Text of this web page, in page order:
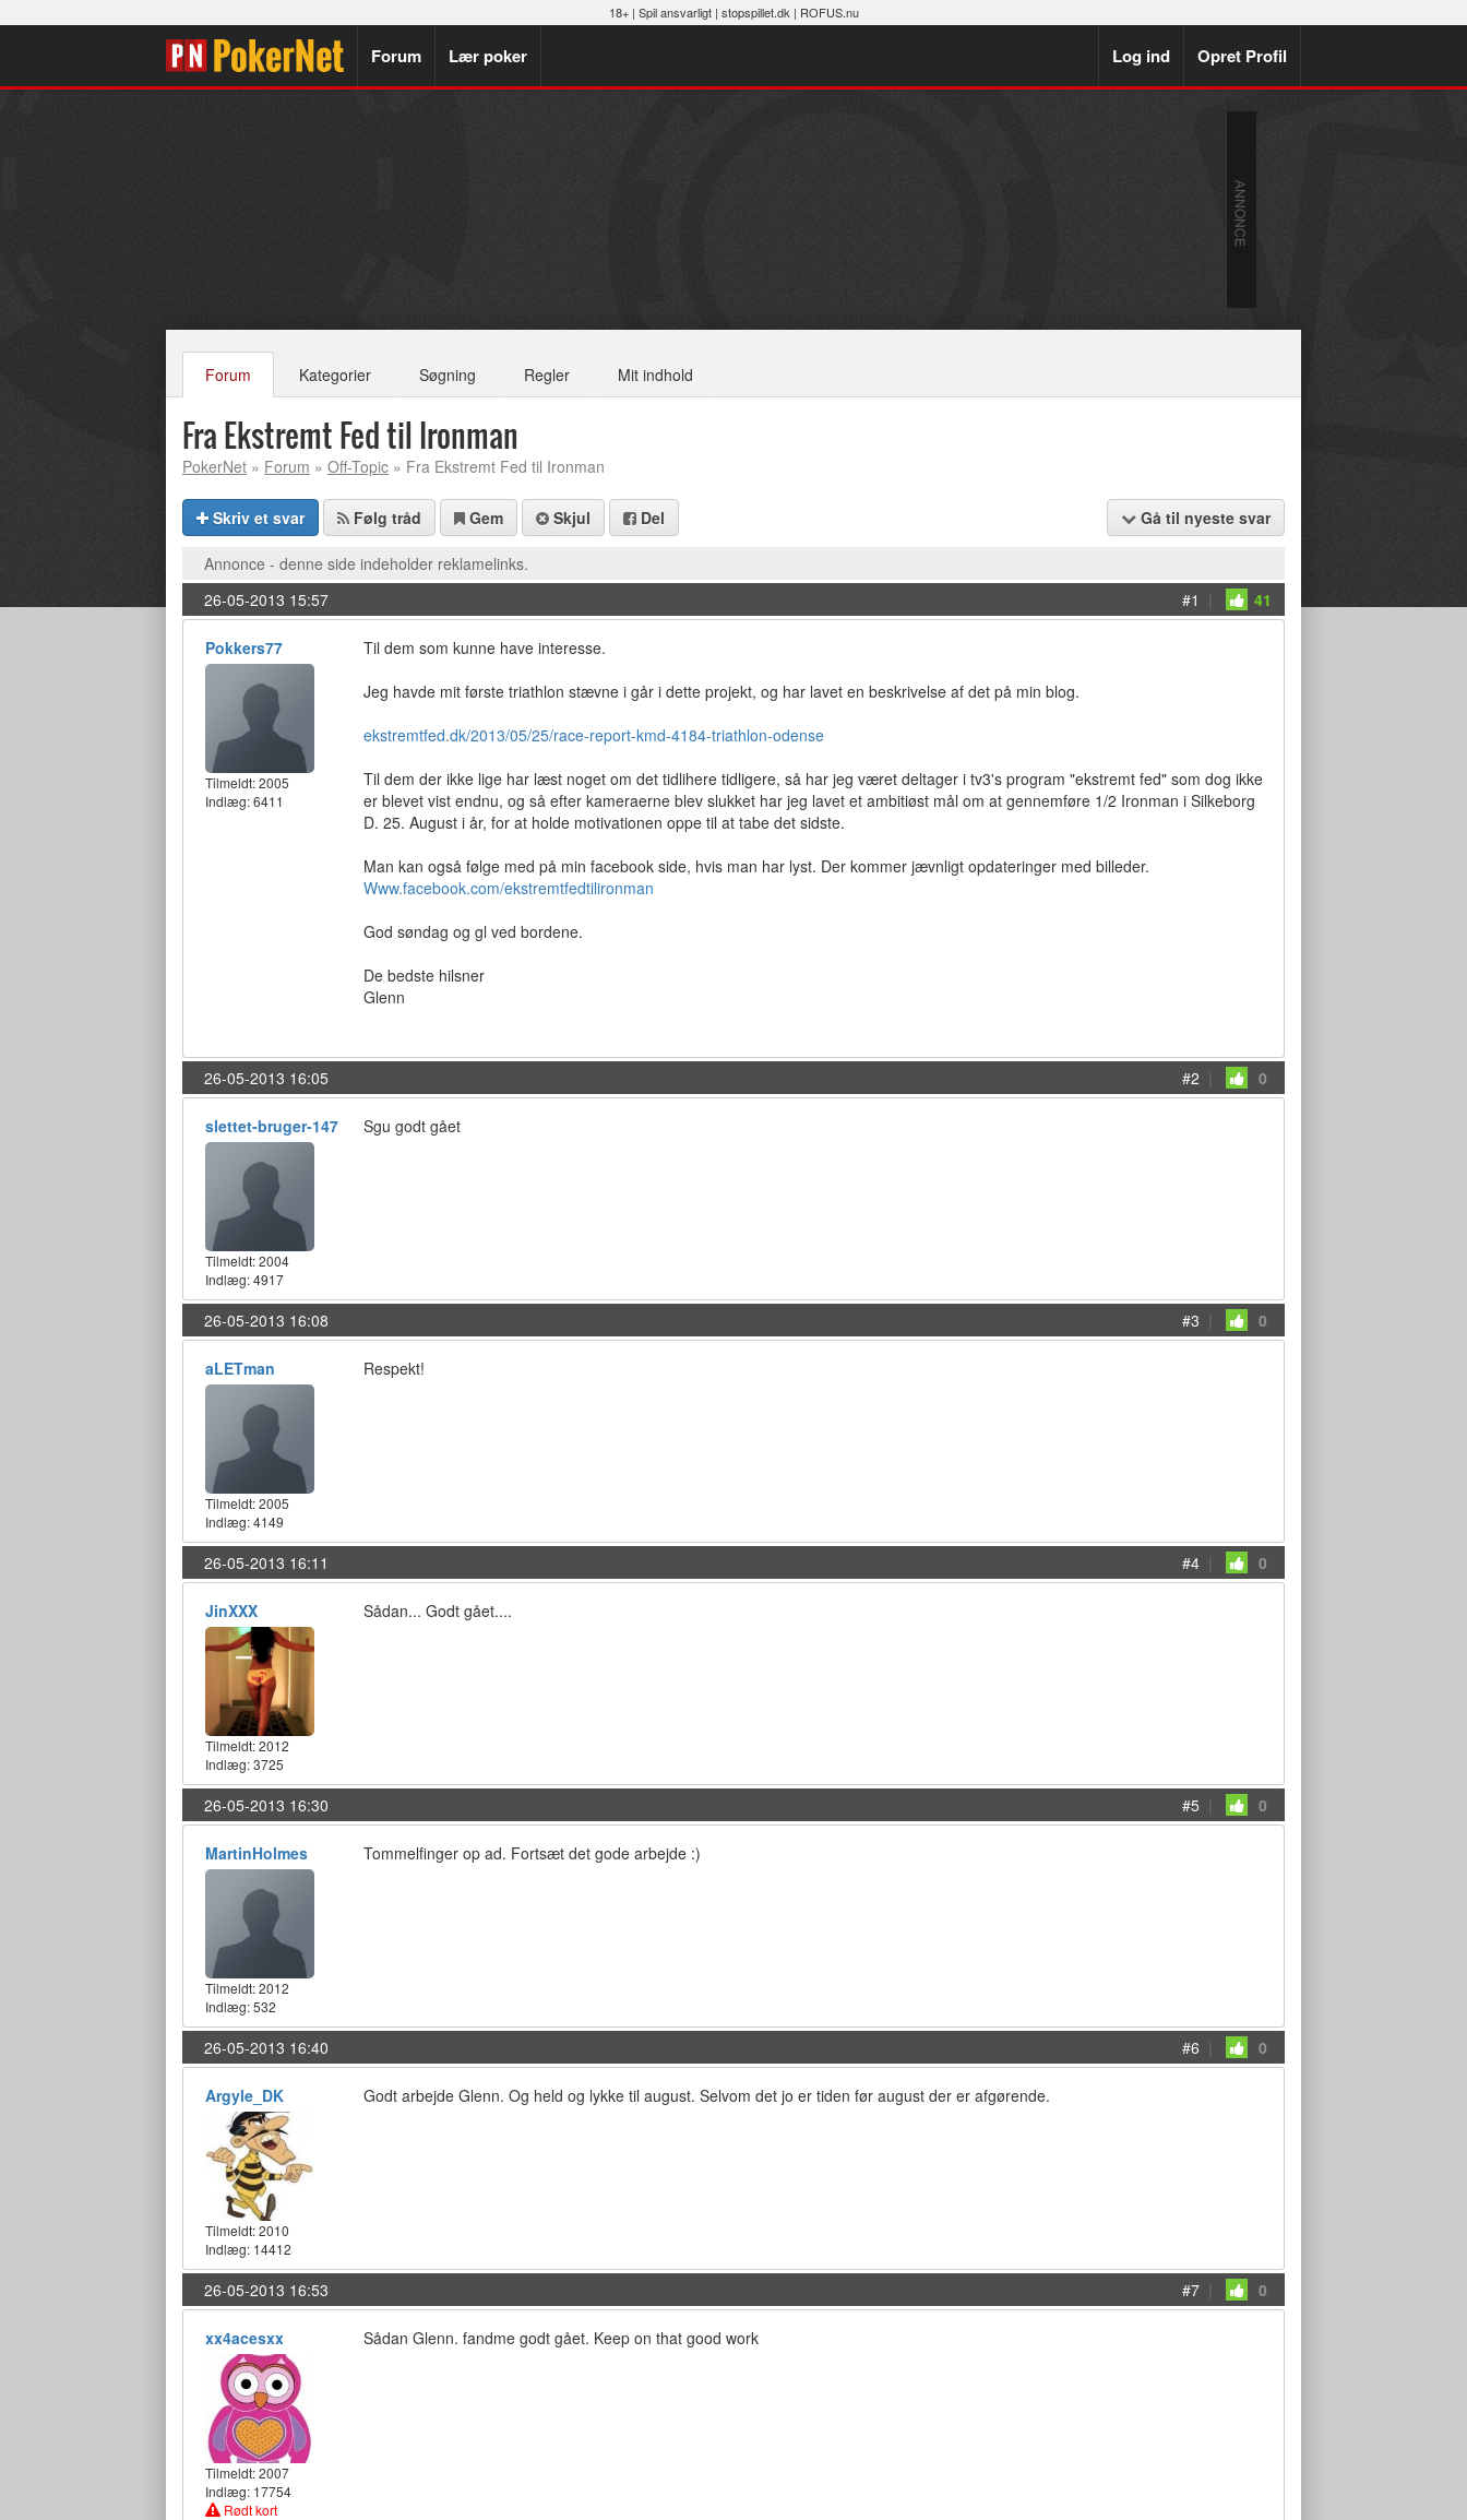
18+ | Spil ansvarligt| stopspillet.dk | ROFUS.nu
Forum Lær poker Log ind Opret Profil
Forum Kategorier Søgning Regler Mit indhold
Fra Ekstremt Fed til Ironman
PokerNet » Forum » Off-Topic » Fra Ekstremt Fed til Ironman
Skriv et svar Følg tråd Gem Skjul Del Gå til nyeste svar
Annonce - denne side indeholder reklamelinks.
26-05-2013 15:57
#1 | 41
Pokkers77
Tilmeldt:2005
Indlæg: 6411
Til dem som kunne have interesse.
Jeg havde mit første triathlon stævne i går i dette projekt, og har lavet en beskrivelse af det på min blog.
ekstremtfed.dk/2013/05/25/race-report-kmd-4184-triathlon-odense
Til dem der ikke lige har læst noget om det tidlihere tidligere, så har jeg været deltager i tv3's program "ekstremt fed" som dog ikke
er blevet vist endnu, og så efter kameraerne blev slukket har jeg lavet et ambitiøst mål om at gennemføre 1/2 Ironman i Silkeborg
D. 25. August i år, for at holde motivationen oppe til at tabe det sidste.
Man kan også følge med på min facebook side, hvis man har lyst. Der kommer jævnligt opdateringer med billeder.
Www.facebook.com/ekstremtfedtilironman
God søndag og gl ved bordene.
De bedste hilsner
Glenn
26-05-2013 16:05 #2 | 0
slettet-bruger-147
Tilmeldt:2004
Indlæg: 4917
Sgu godt gået
26-05-2013 16:08 #3 | 0
aLETman
Tilmeldt:2005
Indlæg: 4149
Respekt!
26-05-2013 16:11 #4 | 0
JinXXX
Tilmeldt:2012
Indlæg: 3725
Sådan... Godt gået....
26-05-2013 16:30 #5 | 0
MartinHolmes
Tilmeldt:2012
Indlæg: 532
Tommelfinger op ad. Fortsæt det gode arbejde :)
26-05-2013 16:40 #6 | 0
Argyle_DK
Tilmeldt:2010
Indlæg: 14412
Godt arbejde Glenn. Og held og lykke til august. Selvom det jo er tiden før august der er afgørende.
26-05-2013 16:53 #7 | 0
xx4acesxx
Tilmeldt:2007
Indlæg: 17754
Rødt kort
Sådan Glenn. fandme godt gået. Keep on that good work